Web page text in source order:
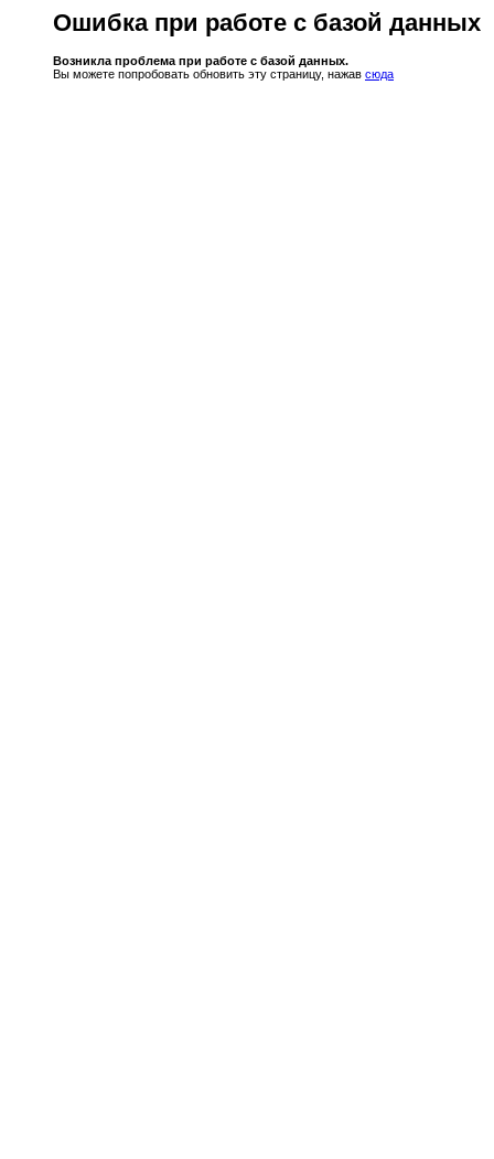
Ошибка при работе с базой данных
Возникла проблема при работе с базой данных.
Вы можете попробовать обновить эту страницу, нажав сюда